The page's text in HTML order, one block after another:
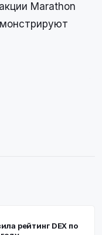
Marathon
рейтинг DEX по